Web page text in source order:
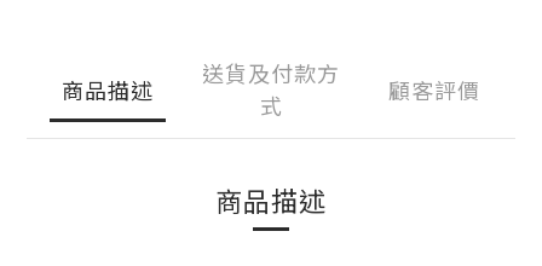
商品描述
送貨及付款方
式
顧客評價
商品描述